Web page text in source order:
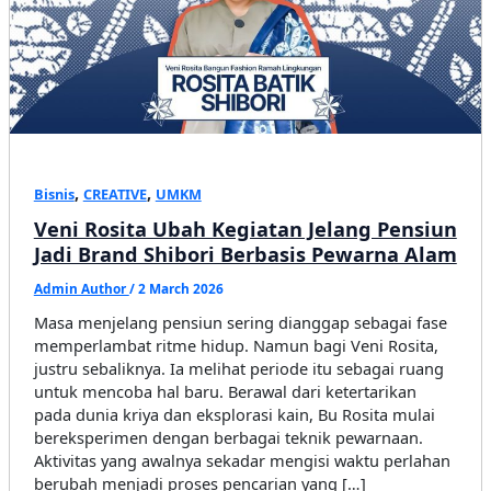
Bisnis, CREATIVE, UMKM
Veni Rosita Ubah Kegiatan Jelang Pensiun
Jadi Brand Shibori Berbasis Pewarna Alam
Admin Author/2 March 2026
Masa menjelang pensiun sering dianggap sebagai fase
memperlambat ritme hidup. Namun bagi Veni Rosita,
justru sebaliknya. Ia melihat periode itu sebagai ruang
untuk mencoba hal baru. Berawal dari ketertarikan
pada dunia kriya dan eksplorasi kain, Bu Rosita mulai
bereksperimen dengan berbagai teknik pewarnaan.
Aktivitas yang awalnya sekadar mengisi waktu perlahan
berubah menjadi proses pencarian yang […]